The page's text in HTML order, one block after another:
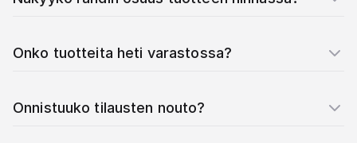
Onko tuotteita heti varastossa?
Onnistuuko tilausten nouto?